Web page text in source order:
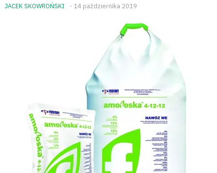
JACEK SKOWROŃSKI - 14 października 2019